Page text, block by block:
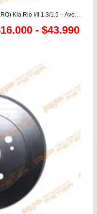
16.000 - $43.990